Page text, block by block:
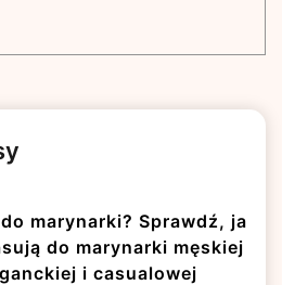
marynarki? Sprawdź, ja
do marynarki męskiej
i casualowej